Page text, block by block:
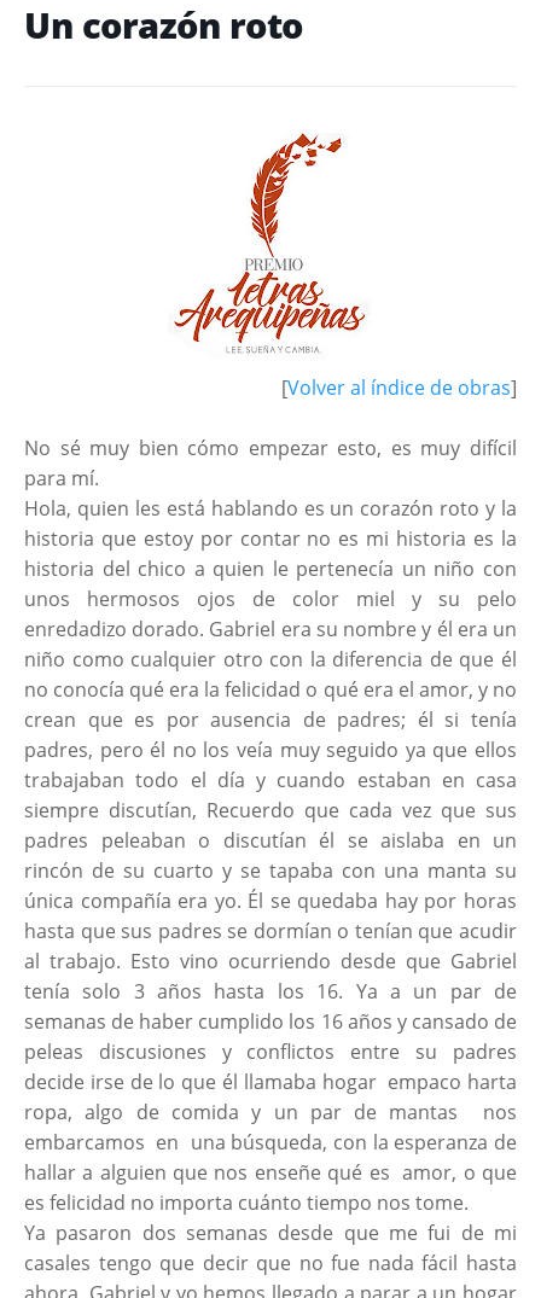
Un corazón roto
[Volver al índice de obras]
No sé muy bien cómo empezar esto, es muy difícil
para mí.
Hola, quien les está hablando es un corazón roto y la
historia que estoy por contar no es mi historia es la
historia del chico a quien le pertenecía un niño con
unos hermosos ojos de color miel y su pelo
enredadizo dorado. Gabriel era su nombre y él era un
niño como cualquier otro con la diferencia de que él
no conocía qué era la felicidad o qué era el amor, y no
crean que es por ausencia de padres; él si tenía
padres, pero él no los veía muy seguido ya que ellos
trabajaban todo el día y cuando estaban en casa
siempre discutían, Recuerdo que cada vez que sus
padres peleaban o discutían él se aislaba en un
rincón de su cuarto y se tapaba con una manta su
única compañía era yo. Él se quedaba hay por horas
hasta que sus padres se dormían o tenían que acudir
al trabajo. Esto vino ocurriendo desde que Gabriel
tenía solo 3 años hasta los 16. Ya a un par de
semanas de haber cumplido los 16 años y cansado de
peleas discusiones y conflictos entre su padres
decide irse de lo que él llamaba hogar empaco harta
ropa, algo de comida y un par de mantas nos
embarcamos en una búsqueda, con la esperanza de
hallar a alguien que nos enseñe qué es amor, o que
es felicidad no importa cuánto tiempo nos tome.
Ya pasaron dos semanas desde que me fui de mi
casales tengo que decir que no fue nada fácil hasta